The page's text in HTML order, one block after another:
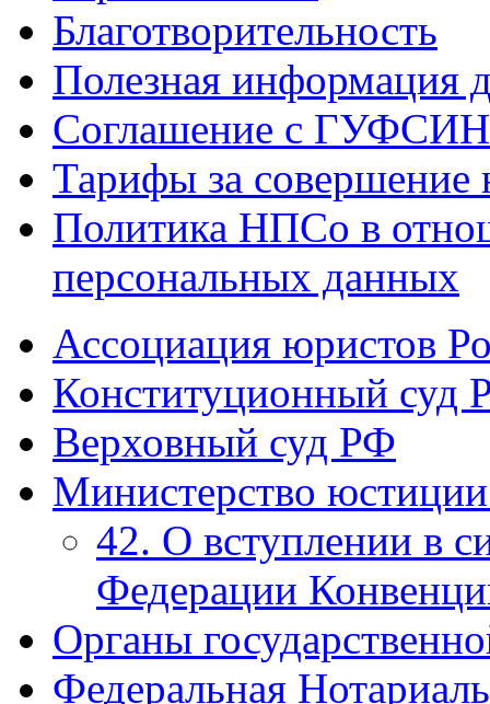
Благотворительность
Полезная информация
Соглашение с ГУФСИН
Тарифы за совершение
Политика НПСо в
персональных данных
Ассоциация юристов
Конституционный суд
Верховный суд РФ
Министерство
42. О вступлении в
Федерации
Органы
Федеральная